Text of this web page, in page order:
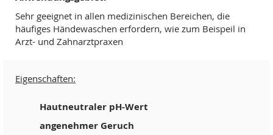
Sehr geeignet in allen medizinischen Bereichen, die
häufiges Händewaschen erfordern, wie zum Beispeil in
Arzt- und Zahnarztpraxen
Eigenschaften:
Hautneutraler pH-Wert
angenehmer Geruch